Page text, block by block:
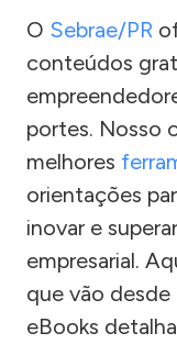
O Sebrae/PR
conteúdos
portes. Nosso
melhores
orientações
inovar e
empresarial.
que vão
eBooks